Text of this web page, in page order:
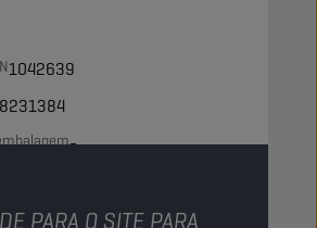
PARA O SITE PARA
1042639
-
ARTIGO A DESCONTINUAR